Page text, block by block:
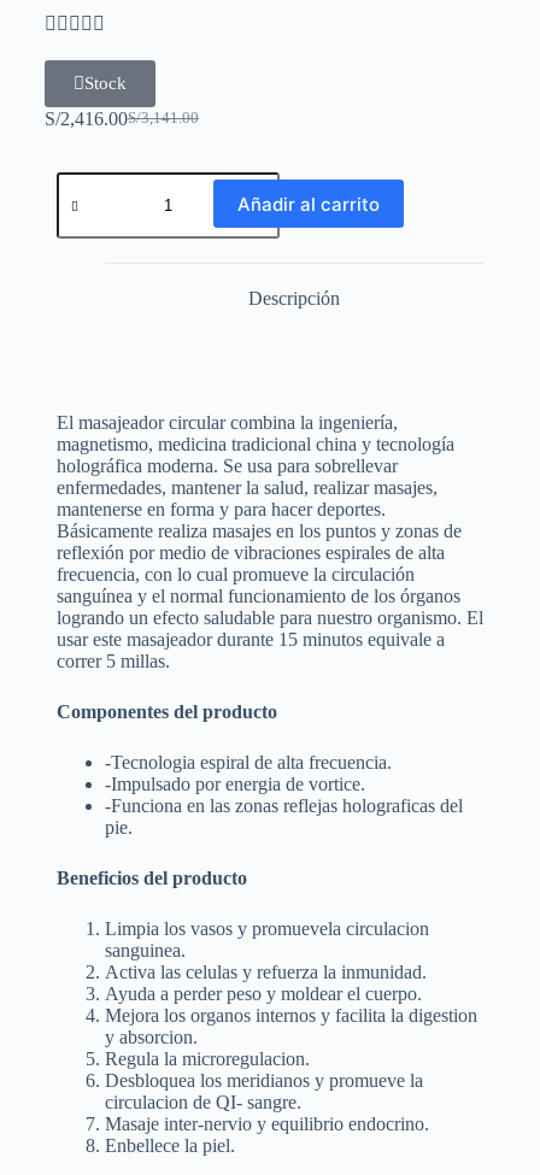
    
Stock
S/3,141.00
S/2,416.00
Añadir al carrito
Descripción
El masajeador circular combina la ingeniería,
magnetismo, medicina tradicional china y tecnología
holográfica moderna. Se usa para sobrellevar
enfermedades, mantener la salud, realizar masajes,
mantenerse en forma y para hacer deportes.
Básicamente realiza masajes en los puntos y zonas de
reflexión por medio de vibraciones espirales de alta
frecuencia, con lo cual promueve la circulación
sanguínea y el normal funcionamiento de los órganos
logrando un efecto saludable para nuestro organismo. El
usar este masajeador durante 15 minutos equivale a
correr 5 millas.
Componentes del producto
-Tecnologia espiral de alta frecuencia.
-Impulsado por energia de vortice.
-Funciona en las zonas reflejas holograficas del
pie.
Beneficios del producto
Limpia los vasos y promuevela circulacion
sanguinea.
Activa las celulas y refuerza la inmunidad.
Ayuda a perder peso y moldear el cuerpo.
Mejora los organos internos y facilita la digestion
y absorcion.
Regula la microregulacion.
Desbloquea los meridianos y promueve la
circulacion de QI- sangre.
Masaje inter-nervio y equilibrio endocrino.
Enbellece la piel.